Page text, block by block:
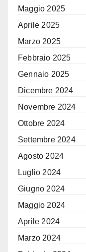
Maggio 2025
Aprile 2025
Marzo 2025
Febbraio 2025
Gennaio 2025
Dicembre 2024
Novembre 2024
Ottobre 2024
Settembre 2024
Agosto 2024
Luglio 2024
Giugno 2024
Maggio 2024
Aprile 2024
Marzo 2024